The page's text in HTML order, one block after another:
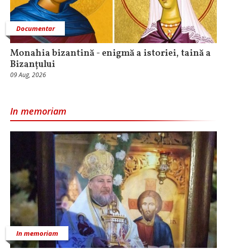
Documentar
Monahia bizantină - enigmă a istoriei, taină a
Bizanțului
09 Aug, 2026
In memoriam
In memoriam